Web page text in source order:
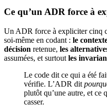
Ce qu’un ADR force à
Un ADR force à expliciter cinq
soi-même en codant : le
décision retenue, les
assumées, et surtout les
Le code dit ce qui a été
vérifie. L’ADR dit
plutôt qu’une autre, et ce
casser.